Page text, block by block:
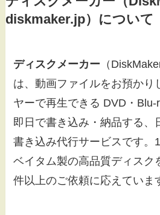
diskmaker.jp）について
ディスクメーカー （
は、動画ファイルをお預かり
ヤーで再生できる DVD・
即日で書き込み・納品する、
書き込み代行サービスです。
ベイタム製の高品質ディスク
件以上のご依頼に応えていま